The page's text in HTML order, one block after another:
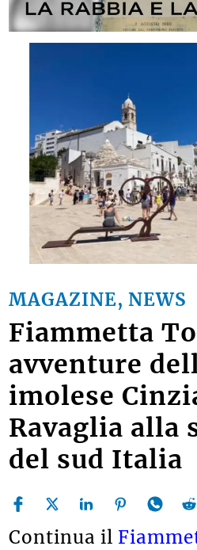
MAGAZINE, NEWS
Fiammetta
avventure
imolese
Ravaglia alla
del sud Italia
Continua il